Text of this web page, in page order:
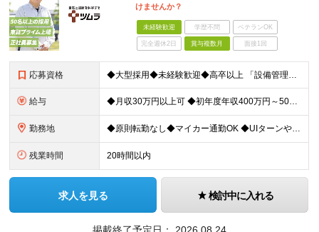
けませんか？
未経験歓迎 学歴不問 ベテランOK
完全週休2日 賞与複数月 面接1回
応募資格 ◆大型採用◆未経験歓迎◆高卒以上 「設備管理は初めて…」という方でも大丈夫。 イチから丁寧にお教えしますのでご安心ください。 ＼こんなアナタにピッタリ／ ◎「人の健康に貢献したい」という想いがある
給与 ◆月収30万円以上可 ◆初年度年収400万円～500万円想定 月給21万7,080円～22万7,810円＋各種手当＋賞与年2回 ★「手当」や「賞与」が手厚いため、1年目未経験でも年収400万円以上
勤務地 ◆原則転勤なし◆マイカー通勤OK ◆UIターンや移住転職歓迎。Web面接実施中 ＜茨城工場＞ 茨城県稲敷郡阿見町吉原3586 ┗クリーンで働きやすいのが魅力です。 ★豊かな自然と便利な生活環境が調
残業時間 20時間以内
求人を見る 検討中に入れる